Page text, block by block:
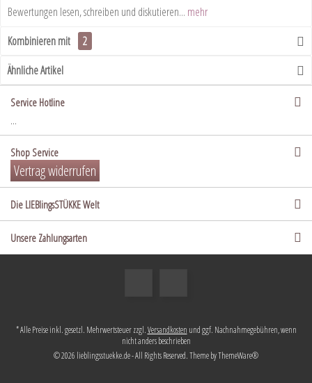
Bewertungen lesen, schreiben und diskutieren... mehr
Kombinieren mit
2
Ähnliche Artikel
Service Hotline
...
Shop Service
Vertrag widerrufen
Die LIEBlingsSTÜKKE Welt
Unsere Zahlungsarten
* Alle Preise inkl. gesetzl. Mehrwertsteuer zzgl.Versandkosten und ggf. Nachnahmegebühren, wenn
nicht anders beschrieben
© 2026 lieblingsstuekke.de - All Rights Reserved. Theme byThemeWare®